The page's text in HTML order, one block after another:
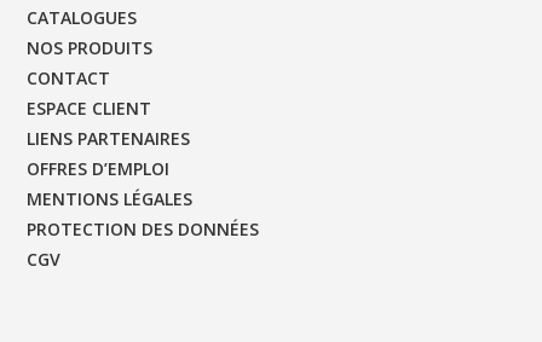
CATALOGUES
NOS PRODUITS
CONTACT
ESPACE CLIENT
LIENS PARTENAIRES
OFFRES D’EMPLOI
MENTIONS LÉGALES
PROTECTION DES DONNÉES
CGV